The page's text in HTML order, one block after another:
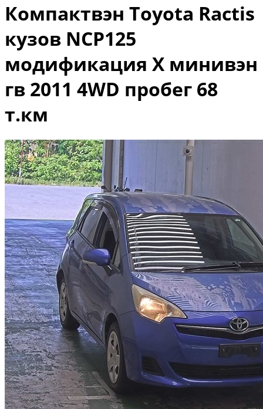
Компактвэн Toyota Ractis
кузов NCP125
модификация X минивэн
гв 2011 4WD пробег 68
т.км